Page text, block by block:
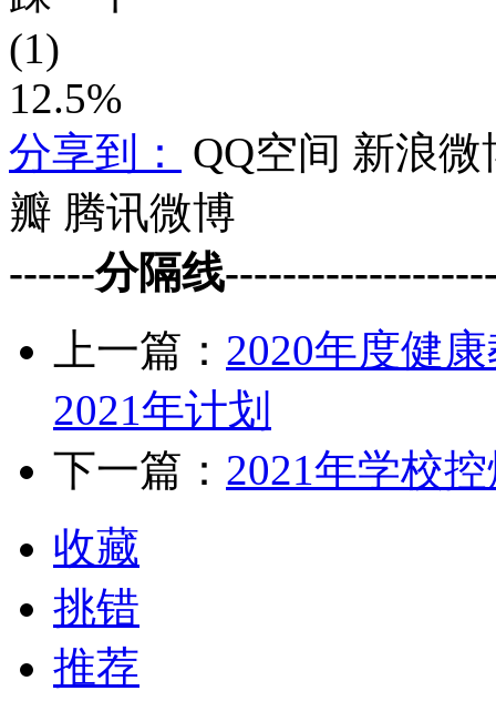
(1)
12.5%
分享到：
QQ空间 新浪微
瓣 腾讯微博
------分隔线
上一篇： 2020年度健
2021年计划
下一篇： 2021年学校
收藏
挑错
推荐